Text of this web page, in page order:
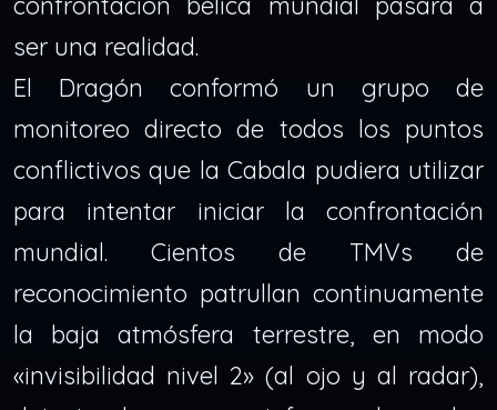
ser una realidad.
El Dragón conformó un grupo de
monitoreo directo de todos los puntos
conflictivos que la Cabala pudiera utilizar
para intentar iniciar la confrontación
mundial. Cientos de TMVs de
reconocimiento patrullan continuamente
la baja atmósfera terrestre, en modo
«invisibilidad nivel 2» (al ojo y al radar),